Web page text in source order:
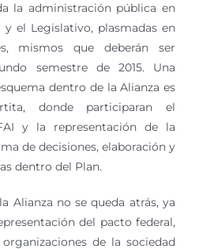
la administración pública en
el Legislativo, plasmadas en
mismos que deberán ser
semestre de 2015. Una
dentro de la Alianza es
donde participaran el
y la representación de la
de decisiones, elaboración y
dentro del Plan.
Alianza no se queda atrás, ya
del pacto federal,
de la sociedad